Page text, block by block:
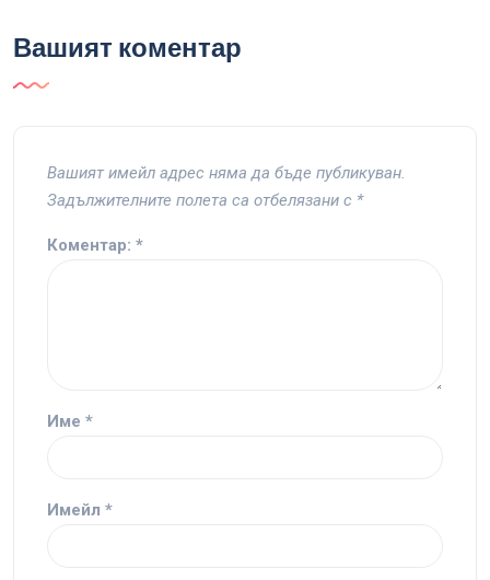
Вашият коментар
Вашият имейл адрес няма да бъде публикуван.
Задължителните полета са отбелязани с *
Коментар: *
Име *
Имейл *